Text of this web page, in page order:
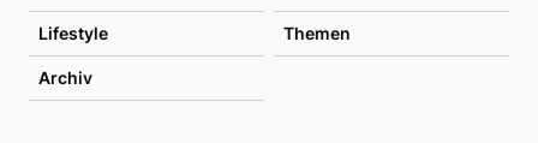
Lifestyle Themen
Archiv